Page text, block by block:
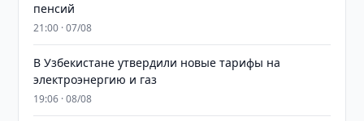
пенсий
21:00 · 07/08
В Узбекистане утвердили новые тарифы на
электроэнергию и газ
19:06 · 08/08